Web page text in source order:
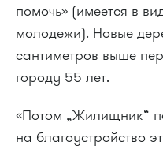
помочь» (имеется в
молодежи). Новые
сантиметров выше
городу 55 лет.
«Потом „Жилищник“
на благоустройство